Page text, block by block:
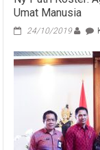
Umat Manusia
24/10/2019